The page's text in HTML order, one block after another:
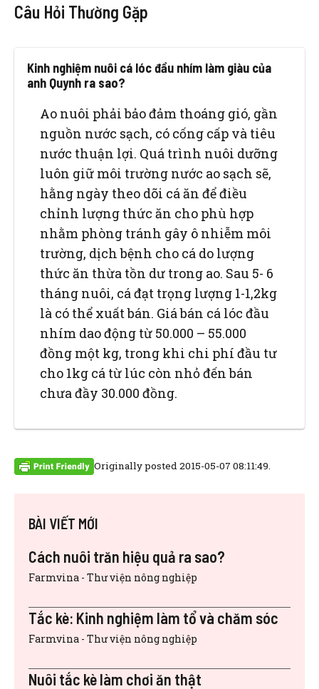
Câu Hỏi Thường Gặp
Kinh nghiệm nuôi cá lóc đầu nhím làm giàu của
anh Quynh ra sao?
Ao nuôi phải bảo đảm thoáng gió, gần
nguồn nước sạch, có cống cấp và tiêu
nước thuận lợi. Quá trình nuôi dưỡng
luôn giữ môi trường nước ao sạch sẽ,
hằng ngày theo dõi cá ăn để điều
chỉnh lượng thức ăn cho phù hợp
nhằm phòng tránh gây ô nhiễm môi
trường, dịch bệnh cho cá do lượng
thức ăn thừa tồn dư trong ao. Sau 5- 6
tháng nuôi, cá đạt trọng lượng 1-1,2kg
là có thể xuất bán. Giá bán cá lóc đầu
nhím dao động từ 50.000 – 55.000
đồng một kg, trong khi chi phí đầu tư
cho 1kg cá từ lúc còn nhỏ đến bán
chưa đầy 30.000 đồng.
Originally posted 2015-05-07 08:11:49.
BÀI VIẾT MỚI
Cách nuôi trăn hiệu quả ra sao?
Farmvina - Thư viện nông nghiệp
Tắc kè: Kinh nghiệm làm tổ và chăm sóc
Farmvina - Thư viện nông nghiệp
Nuôi tắc kè làm chơi ăn thật